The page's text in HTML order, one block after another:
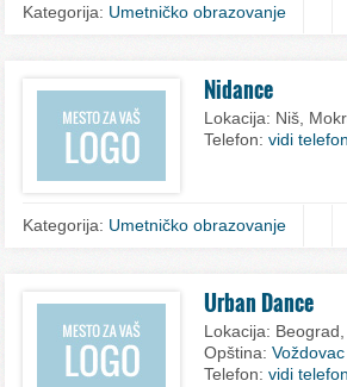
Kategorija: Umetničko obrazovanje
Nidance
Lokacija: Niš,
Telefon:vidi telefon
Kategorija: Umetničko obrazovanje
Urban Dance
Lokacija:
Opština:Voždovac
Telefon:vidi telefon